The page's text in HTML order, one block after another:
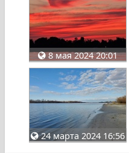
8 мая 2024 20:01
24 марта 2024 16:56